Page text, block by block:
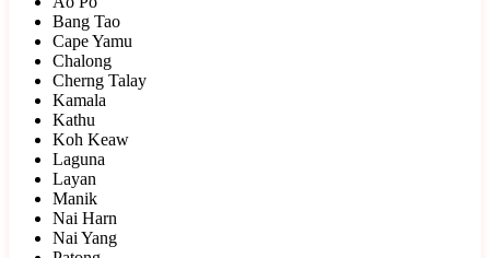
Bang Tao
Cape Yamu
Chalong
Cherng Talay
Kamala
Kathu
Koh Keaw
Laguna
Layan
Manik
Nai Harn
Nai Yang